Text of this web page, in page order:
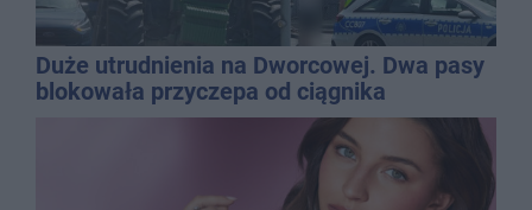
Duże utrudnienia na Dworcowej. Dwa pasy
blokowała przyczepa od ciągnika